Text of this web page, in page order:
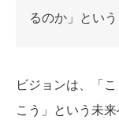
るのか」という
ビジョンは、
「
こう」という未